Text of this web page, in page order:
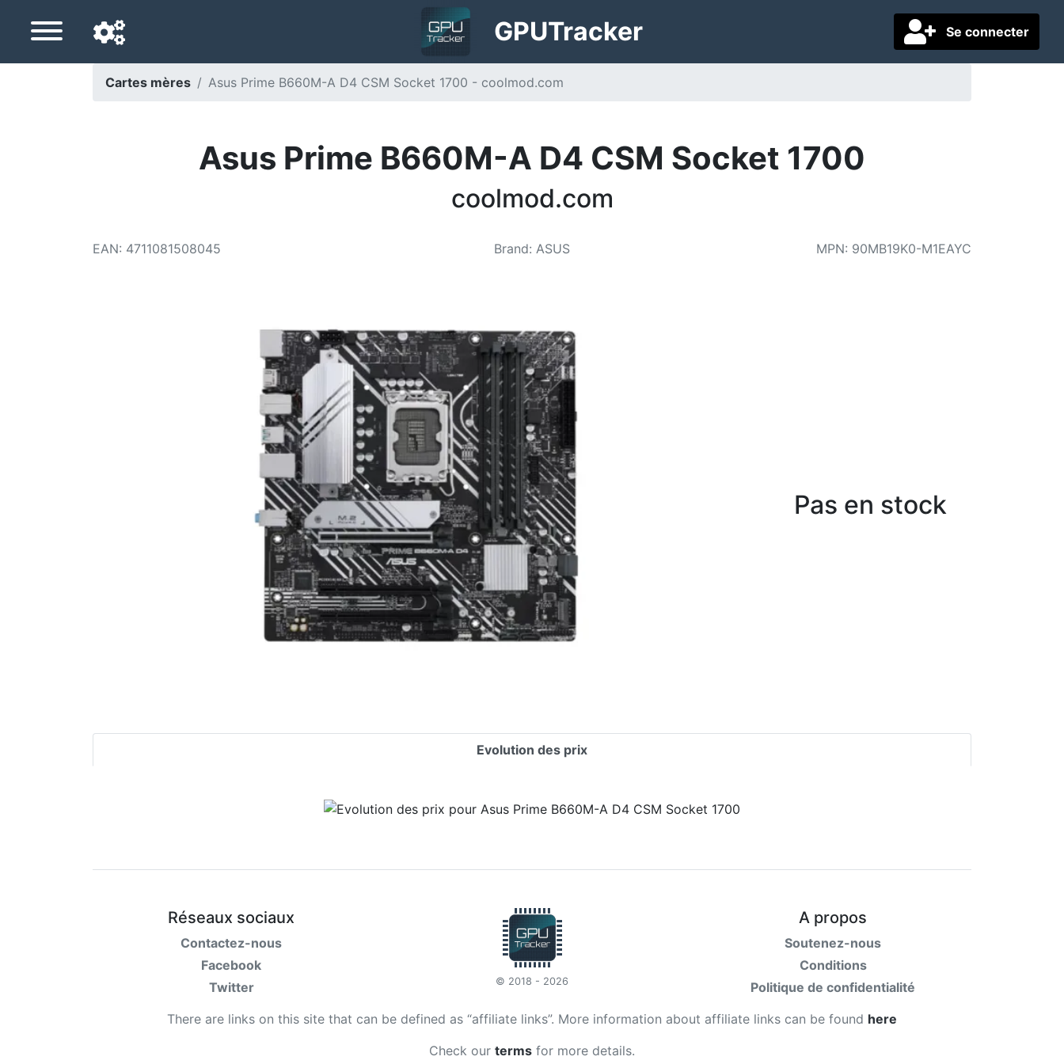
Se connecter
GPUTracker
Paramètres
Cartes mères Asus Prime B660M-A D4 CSM Socket 1700 - coolmod.com
Asus Prime B660M-A D4 CSM Socket 1700
coolmod.com
EAN: 4711081508045 Brand: ASUS MPN: 90MB19K0-M1EAYC
Pas en stock
Evolution des prix
Réseaux sociaux
Contactez-nous
Facebook
Twitter
© 2018 - 2026
A propos
Soutenez-nous
Conditions
Politique de confidentialité
There are links on this site that can be defined as “affiliate links”. More information about affiliate links can be found here
Check our terms for more details.